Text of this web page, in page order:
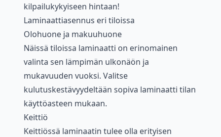
kilpailukykyiseen hintaan!
Laminaattiasennus eri tiloissa
Olohuone ja makuuhuone
Näissä tiloissa laminaatti on erinomainen
valinta sen lämpimän ulkonäön ja
mukavuuden vuoksi. Valitse
kulutuskestävyydeltään sopiva laminaatti tilan
käyttöasteen mukaan.
Keittiö
Keittiössä laminaatin tulee olla erityisen